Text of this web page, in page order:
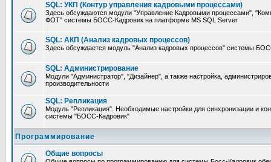
SQL: УКП (Контур управления кадровыми процессами)
Здесь обсуждаются модули "Управление Кадровыми процессами",
ФОТ" системы БОСС-Кадровик на платформе MS SQL Server
SQL: АКП (Анализ кадровых процессов)
Здесь обсуждается модуль "Анализ кадровых процессов" системы
SQL: Администрирование
Модули "Администратор", "Дизайнер", а также настройка,
производительности
SQL: Репликация
Модуль "Репликация". Необходимые настройки для синхронизации и
системы "БОСС-Кадровик"
Программирование
Общие вопросы